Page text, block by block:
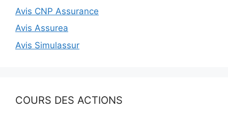
Avis CNP Assurance
Avis Assurea
Avis Simulassur
COURS DES ACTIONS